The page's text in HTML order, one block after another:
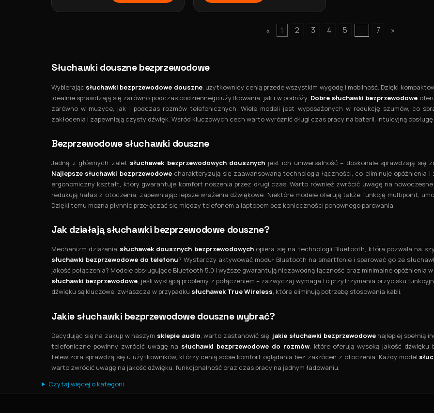
« 1 2 3 4 5 ... 7 »
Słuchawki douszne bezprzewodowe
Wybierając słuchawki bezprzewodowe douszne, użytkownicy cenią przede wszystkim wygodę i mobilność. Dzięki
idealnie sprawdzają się zarówno podczas codziennego użytkowania, jak i w podróży. Dobre słuchawki bezprzewodowe
zarówno w muzyce, jak i podczas rozmów telefonicznych. Wiele modeli jest wyposażonych w redukcję szumów, co
zakłócenia i zapewniają czysty dźwięk. Wśród kluczowych cech warto wyróżnić długi czas pracy na baterii, intuicyjną
Bezprzewodowe słuchawki douszne
Jedną z głównych zalet słuchawek bezprzewodowych dousznych jest ich uniwersalność – doskonale sprawdzają się
Najlepsze słuchawki bezprzewodowecharakteryzują się zaawansowaną technologią łączności, co eliminuje opóźnienia
ergonomiczny kształt, który gwarantuje komfort noszenia przez długi czas. Warto również zwrócić uwagę na
redukują hałas z otoczenia, zapewniając lepsze wrażenia dźwiękowe. Niektóre modele oferują także funkcję multipoint,
Dzięki temu można płynnie przełączać się między telefonem a laptopem bez konieczności ponownego parowania.
Jak działają słuchawki bezprzewodowe douszne?
Mechanizm działania słuchawek dousznych bezprzewodowychopiera się na technologii Bluetooth, która pozwala na
słuchawki bezprzewodowe do telefonu? Wystarczy aktywować moduł Bluetooth na smartfonie i sparować go ze
jakość połączenia? Modele obsługujące Bluetooth 5.0 i wyższe gwarantują niezawodną łączność oraz minimalne opóźnienia
słuchawki bezprzewodowe, jeśli wystąpią problemy z połączeniem – zazwyczaj wymaga to przytrzymania przycisku
dźwięku są kluczowe, zwłaszcza w przypadku słuchawek True Wireless, które eliminują potrzebę stosowania kabli.
Jakie słuchawki bezprzewodowe douszne wybrać?
Decydując się na zakup w naszym sklepie audio, warto zastanowić się, jakie słuchawki bezprzewodowenajlepiej spełnią
telefoniczne powinny zwrócić uwagę na słuchawki bezprzewodowe do rozmów, które oferują wysoką jakość dźwięku
telewizora sprawdzą się u użytkowników, którzy cenią sobie komfort oglądania bez zakłóceń z otoczenia. Każdy model
warto zwrócić uwagę na jakość dźwięku, funkcjonalność oraz czas pracy na jednym ładowaniu.
Czytaj więcej o kategorii